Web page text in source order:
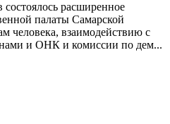
расширенное
палаты Самарской
человека, взаимодействию с
и ОНК и комиссии по дем...